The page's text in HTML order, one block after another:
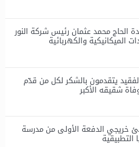
الحاج محمد عثمان رئيس شركة النور
الميكانيكية والكهربائية
يتقدمون بالشكر لكل من قدّم
شقيقه الأكبر
خريجي الدفعة الأولى من مدرسة
التطبيقية